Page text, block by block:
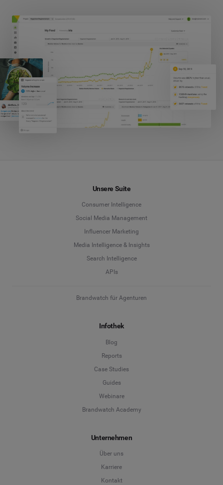
Unsere Suite
Consumer Intelligence
Social Media Management
Influencer Marketing
Media Intelligence & Insights
Search Intelligence
APIs
Brandwatch für Agenturen
Infothek
Blog
Reports
Case Studies
Guides
Webinare
Brandwatch Academy
Unternehmen
Über uns
Karriere
Kontakt